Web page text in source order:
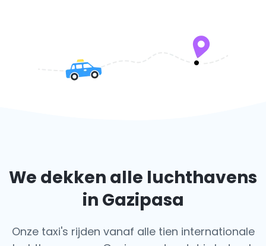
We dekken alle luchthavens
in Gazipasa
Onze taxi's rijden vanaf alle tien internationale